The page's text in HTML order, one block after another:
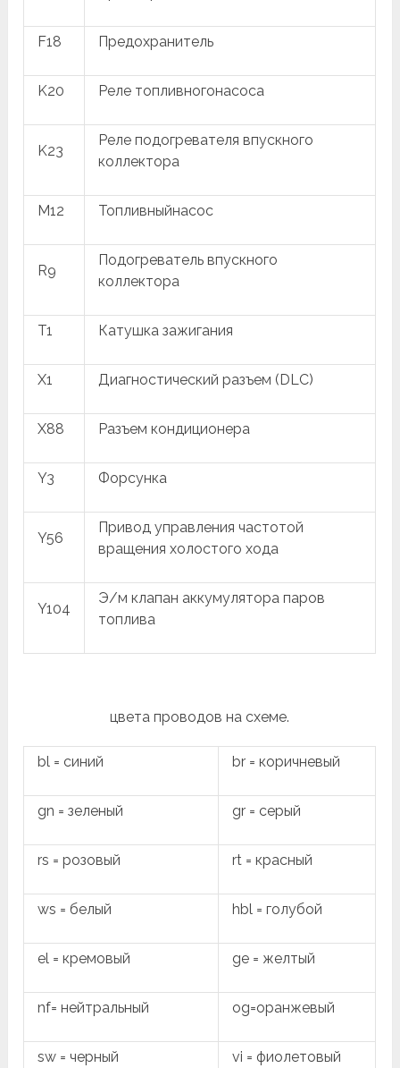
F18 Предохранитель
K20 Реле топливногонасоса
K23
Реле подогревателя впускного
коллектора
M12 Топливныйнасос
R9
Подогреватель впускного
коллектора
T1 Катушка зажигания
X1 Диагностический разъем (DLC)
X88 Разъем кондиционера
Y3 Форсунка
Y56
Привод управления частотой
вращения холостого хода
Y104
Э/м клапан аккумулятора паров
топлива
цвета проводов на схеме.
bl = синий br = коричневый
gn = зеленый gr = серый
rs = розовый rt = красный
ws = белый hbl = голубой
el = кремовый ge = желтый
nf= нейтральный og=оранжевый
sw = черный vi = фиолетовый